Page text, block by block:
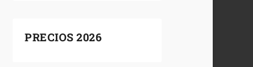
PRECIOS 2026